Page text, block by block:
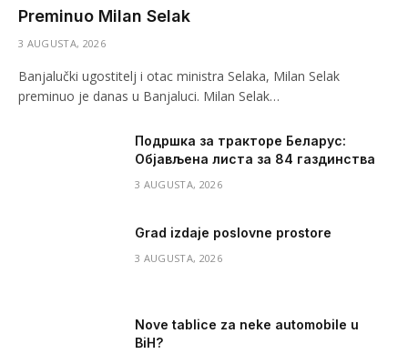
Preminuo Milan Selak
3 AUGUSTA, 2026
Banjalučki ugostitelj i otac ministra Selaka, Milan Selak
preminuo je danas u Banjaluci. Milan Selak…
Подршка за тракторе Беларус:
Објављена листа за 84 газдинства
3 AUGUSTA, 2026
Grad izdaje poslovne prostore
3 AUGUSTA, 2026
Nove tablice za neke automobile u
BiH?